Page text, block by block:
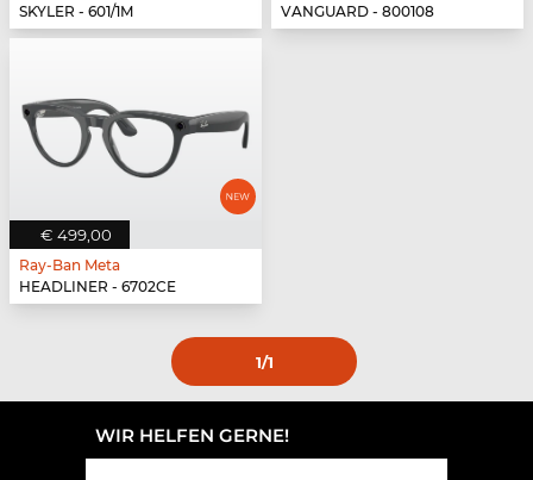
SKYLER - 601/1M
VANGUARD - 800108
€ 499,00
Ray-Ban Meta
HEADLINER - 6702CE
1/1
WIR HELFEN GERNE!